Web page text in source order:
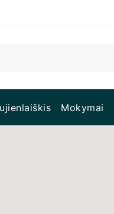
Mokymai